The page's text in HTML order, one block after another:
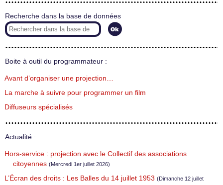
Recherche dans la base de données
Boite à outil du programmateur :
Avant d’organiser une projection…
La marche à suivre pour programmer un film
Diffuseurs spécialisés
Actualité :
Hors-service : projection avec le Collectif des associations
citoyennes (Mercredi 1er juillet 2026)
L’Écran des droits : Les Balles du 14 juillet 1953 (Dimanche 12 juillet